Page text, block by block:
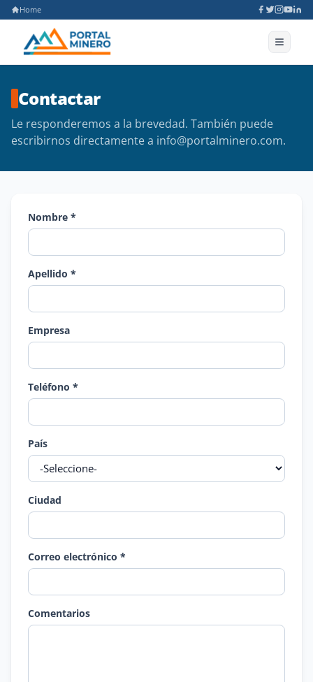
Home
Contactar
Le responderemos a la brevedad. También puede
escribirnos directamente a info@portalminero.com.
Nombre *
Apellido *
Empresa
Teléfono *
País
Ciudad
Correo electrónico *
Comentarios